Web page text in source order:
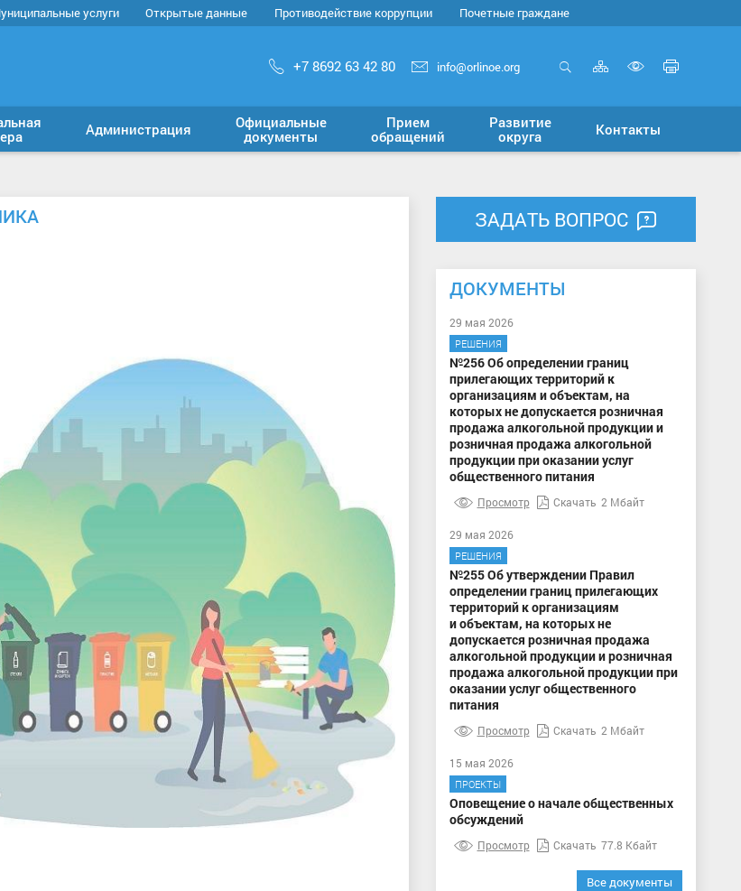
услуги Открытые данные Противодействие коррупции Почетные граждане
+7 8692 63 42 80 info@orlinoe.org Карта
сайта
версию
для
Администрация
Официальные
документы
Прием
обращений
Развитие
округа
Контакты
ЗАДАТЬ ВОПРОС
ДОКУМЕНТЫ
29 мая 2026
РЕШЕНИЯ
№256 Об определении границ
прилегающих территорий к
организациям и объектам, на
которых не допускается розничная
продажа алкогольной продукции и
розничная продажа алкогольной
продукции при оказании услуг
общественного питания
Просмотр Скачать 2 Мбайт
29 мая 2026
РЕШЕНИЯ
№255 Об утверждении Правил
определении границ прилегающих
территорий к организациям
и объектам, на которых не
допускается розничная продажа
алкогольной продукции и розничная
продажа алкогольной продукции при
оказании услуг общественного
питания
Просмотр Скачать 2 Мбайт
15 мая 2026
ПРОЕКТЫ
Оповещение о начале общественных
обсуждений
Просмотр Скачать 77.8 Кбайт
Все документы